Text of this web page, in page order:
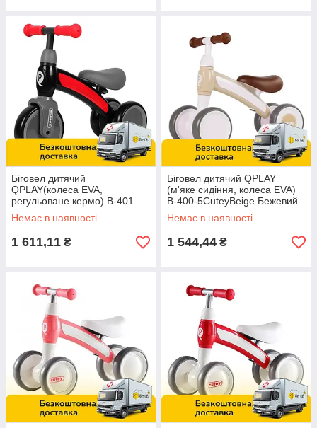
Біговел дитячий
QPLAY(колеса EVA,
регульоване кермо) B-401
Sweetie Red Чорно-червоний
Немає в наявності
1 611,11 ₴
Біговел дитячий QPLAY
(м'яке сидіння, колеса EVA)
B-400-5CuteyBeige Бежевий
Немає в наявності
1 544,44 ₴